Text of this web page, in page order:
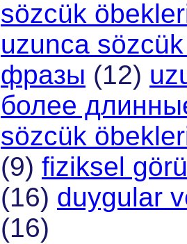
sözcük
uzunca
фразы (12)
более
sözcük
(9) fiziksel
(16) duygular
(16)